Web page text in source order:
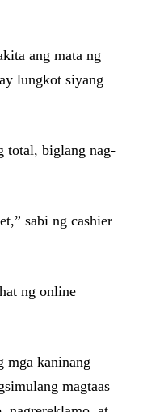
ang mata ng
lungkot siyang
total, biglang nag-
sabi ng cashier
ng online
mga kaninang
magtaas